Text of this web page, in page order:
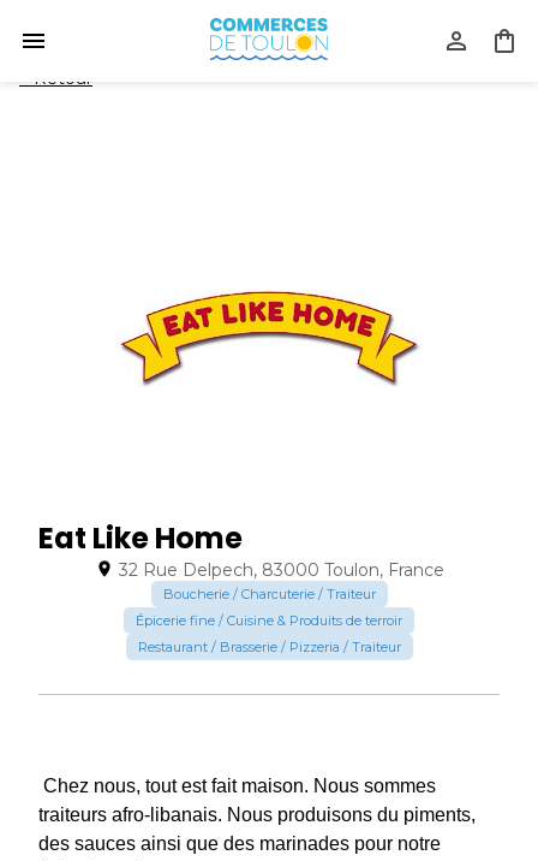
Retour
Eat Like Home
32 Rue Delpech, 83000 Toulon, France
Boucherie / Charcuterie / Traiteur
Épicerie fine / Cuisine & Produits de terroir
Restaurant / Brasserie / Pizzeria / Traiteur
Chez nous, tout est fait maison. Nous sommes
traiteurs afro-libanais. Nous produisons du piments,
des sauces ainsi que des marinades pour notre